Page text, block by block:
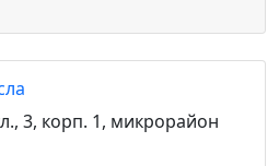
3, корп. 1, микрорайон